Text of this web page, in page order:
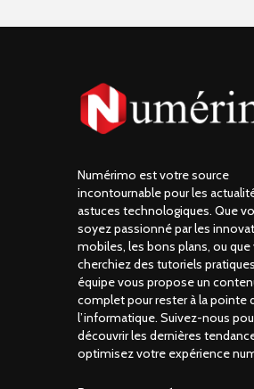
Numérimo est votre source
incontournable pour les
astuces technologiques. Que
soyez passionné par les
mobiles, les bons plans, ou que
cherchiez des tutoriels
équipe vous propose un
complet pour rester à la pointe
l’informatique. Suivez-nous
découvrir les dernières
optimisez votre expérience